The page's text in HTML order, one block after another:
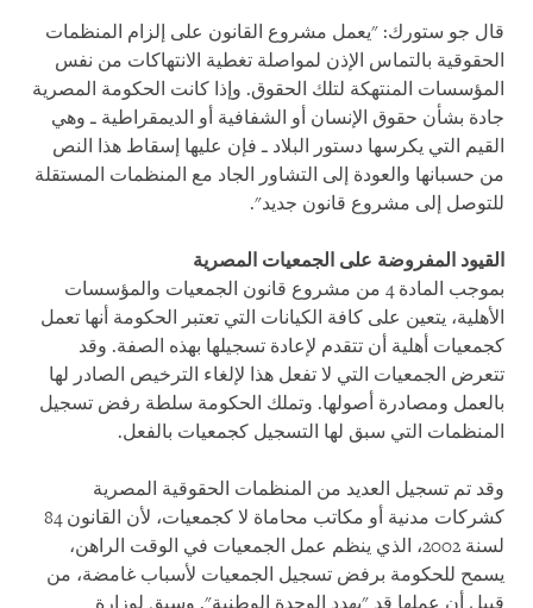
قال جو ستورك: "يعمل مشروع القانون على إلزام المنظمات
الحقوقية بالتماس الإذن لمواصلة تغطية الانتهاكات من نفس
المؤسسات المنتهكة لتلك الحقوق. وإذا كانت الحكومة المصرية
جادة بشأن حقوق الإنسان أو الشفافية أو الديمقراطية ـ وهي
القيم التي يكرسها دستور البلاد ـ فإن عليها إسقاط هذا النص
من حسبانها والعودة إلى التشاور الجاد مع المنظمات المستقلة
للتوصل إلى مشروع قانون جديد".
القيود المفروضة على الجمعيات المصرية
بموجب المادة 4 من مشروع قانون الجمعيات والمؤسسات
الأهلية، يتعين على كافة الكيانات التي تعتبر الحكومة أنها تعمل
كجمعيات أهلية أن تتقدم لإعادة تسجيلها بهذه الصفة. وقد
تتعرض الجمعيات التي لا تفعل هذا لإلغاء الترخيص الصادر لها
بالعمل ومصادرة أصولها. وتملك الحكومة سلطة رفض تسجيل
المنظمات التي سبق لها التسجيل كجمعيات بالفعل.
وقد تم تسجيل العديد من المنظمات الحقوقية المصرية
كشركات مدنية أو مكاتب محاماة لا كجمعيات، لأن القانون 84
لسنة 2002، الذي ينظم عمل الجمعيات في الوقت الراهن،
يسمح للحكومة برفض تسجيل الجمعيات لأسباب غامضة، من